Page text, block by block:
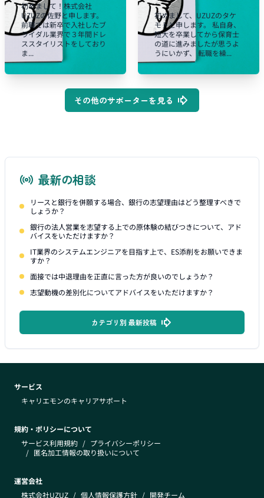
初めまして！株式会社
UZUZの佐野と申します。
前職では新卒で入社したブ
ライダル業界で３年間ドレ
ススタイリストをしており
ま...
初めまして、UZUZのタケ
モトと申します。 私自身、
短大を卒業してから保育士
の道に進みましたが思うよ
うにいかず、 転職を繰...
その他のサポーターを見る
最新の相談
リースと銀行を併願する場合、銀行の志望理由はどう整理すべきで
しょうか？
銀行の法人営業を志望する上での原体験の結びつきについて、アド
バイスをいただけますか？
IT業界のシステムエンジニアを目指す上で、ES添削をお願いできま
すか？
面接では中退理由を正直に言った方が良いのでしょうか？
志望動機の差別化についてアドバイスをいただけますか？
カテゴリ別 最新投稿
サービス
キャリエモンのキャリアサポート
規約・ポリシーについて
サービス利用規約 / プライバシーポリシー
/ 匿名加工情報の取り扱いについて
運営会社
株式会社UZUZ / 個人情報保護方針 / 開発チーム